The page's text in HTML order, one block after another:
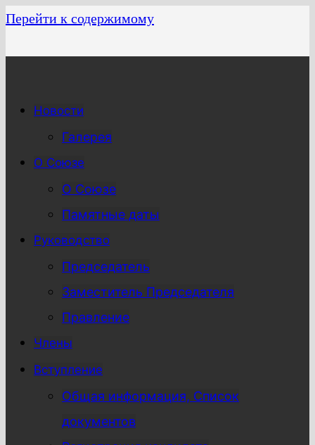
Перейти к содержимому
Новости
Галерея
О Союзе
О Союзе
Памятные даты
Руководство
Председатель
Заместитель Председателя
Правление
Члены
Вступление
Общая информация, Список
документов